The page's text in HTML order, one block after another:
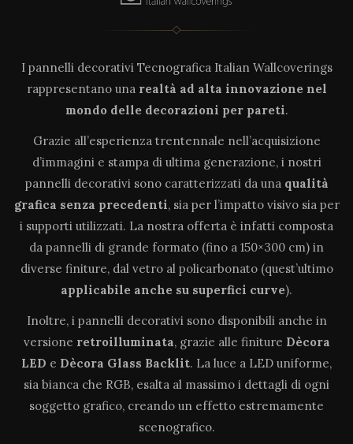
I pannelli decorativi Tecnografica Italian Wallcoverings
rappresentano una realtà ad alta innovazione nel
mondo delle decorazioni per pareti.
Grazie all’esperienza trentennale nell’acquisizione
d’immagini e stampa di ultima generazione, i nostri
pannelli decorativi sono caratterizzati da una qualità
grafica senza precedenti, sia per l’impatto visivo sia per
i supporti utilizzati. La nostra offerta è infatti composta
da pannelli di grande formato (fino a 150×300 cm) in
diverse finiture, dal vetro al policarbonato (quest’ultimo
applicabile anche su superfici curve).
Inoltre, i pannelli decorativi sono disponibili anche in
versione retroilluminata, grazie alle finiture Dècora
LED e Dècora Glass Backlit. La luce a LED uniforme,
sia bianca che RGB, esalta al massimo i dettagli di ogni
soggetto grafico, creando un effetto estremamente
scenografico.